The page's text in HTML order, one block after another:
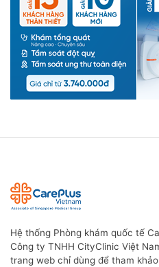
Hệ thống Phòng khám quốc tế
Công ty TNHH CityClinic Việt
trang web chỉ dùng để tham